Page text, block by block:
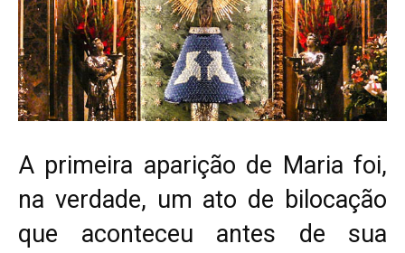
A primeira aparição de Maria foi,
na verdade, um ato de bilocação
que aconteceu antes de sua